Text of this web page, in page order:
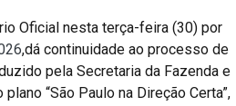
Oficial nesta terça-feira (30) por
,dá continuidade ao processo de
pela Secretaria da Fazenda e
“São Paulo na Direção Certa”,